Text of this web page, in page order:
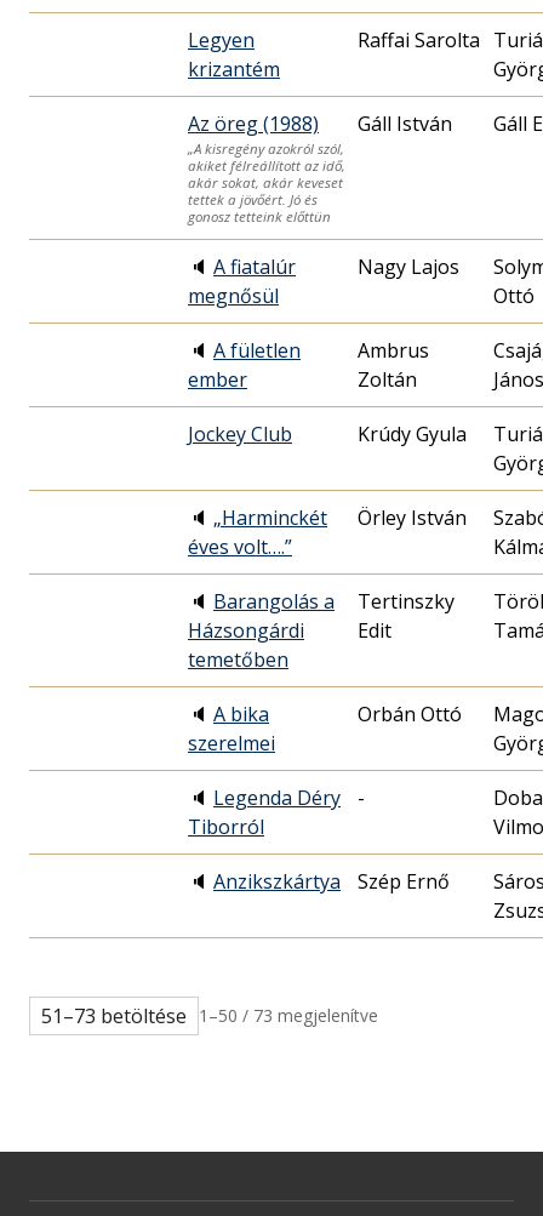
Legyen
krizantém
Raffai Sarolta
Az öreg (1988)
„A kisregény azokról szól,
akiket félreállított az idő,
akár sokat, akár keveset
tettek a jövőért. Jó és
gonosz tetteink előttün
Gáll István Gáll
🔈 A fiatalúr
megnősül
Nagy Lajos
Ottó
🔈 A fületlen
ember
Ambrus
Zoltán
János
Jockey Club Krúdy Gyula
🔈 „Harminckét
éves volt….”
Örley István
🔈 Barangolás a
Házsongárdi
temetőben
Tertinszky
Edit
🔈 A bika
szerelmei
Orbán Ottó
🔈 Legenda Déry
Tiborról
-
🔈 Anzikszkártya Szép Ernő
51–73 betöltése 1–50 / 73 megjelenítve